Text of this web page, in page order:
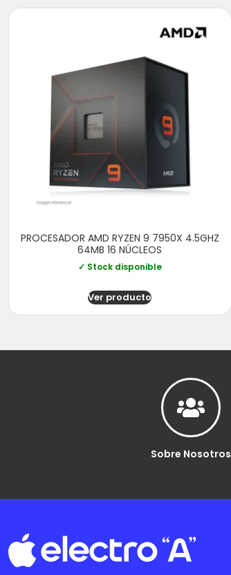
PROCESADOR AMD RYZEN 9 7950X 4.5GHZ
64MB 16 NÚCLEOS
✓ Stock disponible
Ver producto
Sobre Nosotros